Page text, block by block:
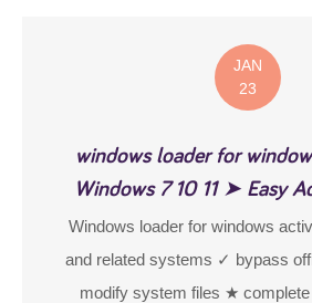
JAN
23
windows loader for
Windows 7 10 11 ➤ Easy
Windows loader for windows
and related systems ✓ bypass
modify system files ★ complete